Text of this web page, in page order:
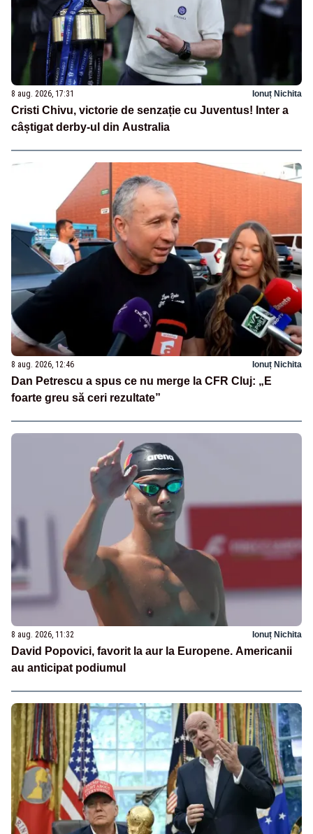
8 aug. 2026, 17:31 Ionuț Nichita
Cristi Chivu, victorie de senzație cu Juventus! Inter a
câștigat derby-ul din Australia
8 aug. 2026, 12:46 Ionuț Nichita
Dan Petrescu a spus ce nu merge la CFR Cluj: „E
foarte greu să ceri rezultate”
8 aug. 2026, 11:32 Ionuț Nichita
David Popovici, favorit la aur la Europene. Americanii
au anticipat podiumul